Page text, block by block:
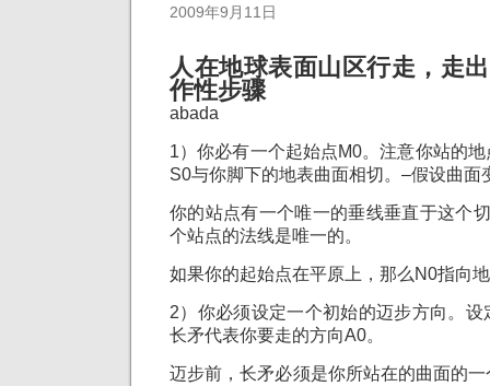
2009年9月11日
人在地球表面山区行走，走
作性步骤
abada
1）你必有一个起始点M0。注意你站的
S0与你脚下的地表曲面相切。–假设曲面
你的站点有一个唯一的垂线垂直于这个
个站点的法线是唯一的。
如果你的起始点在平原上，那么N0指向
2）你必须设定一个初始的迈步方向。
长矛代表你要走的方向A0。
迈步前，长矛必须是你所站在的曲面的